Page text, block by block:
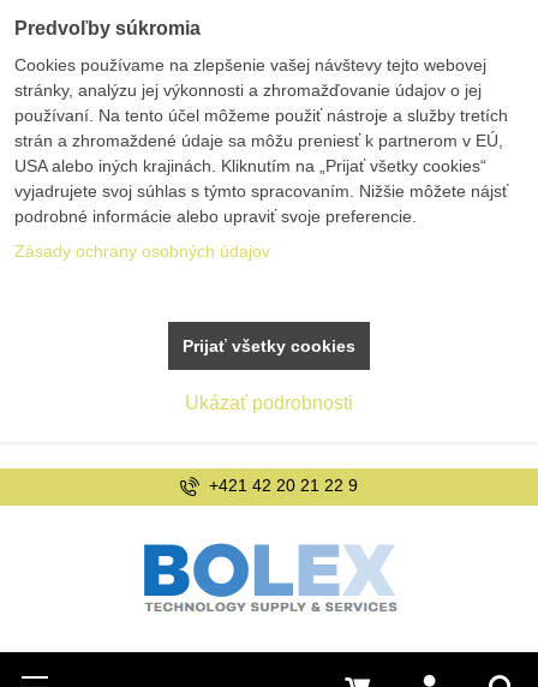
info@bolex.sk
Predvoľby súkromia
Cookies používame na zlepšenie vašej návštevy tejto webovej
stránky, analýzu jej výkonnosti a zhromažďovanie údajov o jej
používaní. Na tento účel môžeme použiť nástroje a služby tretích
strán a zhromaždené údaje sa môžu preniesť k partnerom v EÚ,
USA alebo iných krajinách. Kliknutím na „Prijať všetky cookies“
vyjadrujete svoj súhlas s týmto spracovaním. Nižšie môžete nájsť
podrobné informácie alebo upraviť svoje preferencie.
Zásady ochrany osobných údajov
Ukázať podrobnosti
Prijať všetky cookies